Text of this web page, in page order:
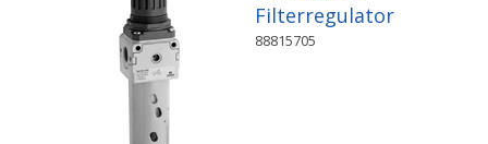
Filterregulator
88815705